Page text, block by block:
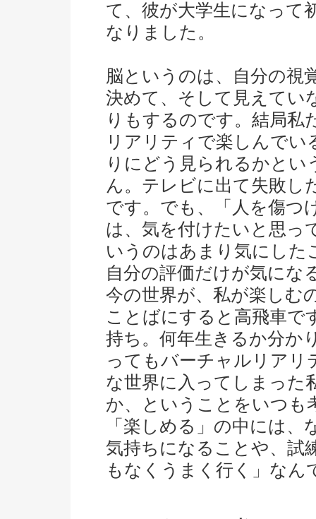
て、彼が大学生になって
なりました。
脳というのは、自分の視
決めて、そして見えてい
りもするのです。結局私
リアリティで楽しんで
りにどう見られるかと
ん。テレビに出て失敗し
です。でも、「人を傷つ
は、気を付けたいと思っ
いうのはあまり気にした
自分の評価だけが気にな
今の世界が、私が楽しむ
ことばにすると高飛車で
持ち。何年生きるか分か
ってもバーチャルリアリ
な世界に入ってしまった
か、ということをいつも
「楽しめる」の中には
気持ちになることや、試
もなくうまく行く」なん